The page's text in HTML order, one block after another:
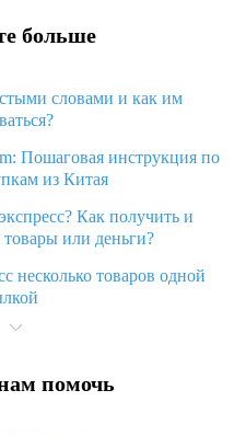
больше
словами и как им
Пошаговая инструкция по
из Китая
Как получить и
или деньги?
несколько товаров одной
на Алиэкспресс и что
просит ввести паспортные
помочь